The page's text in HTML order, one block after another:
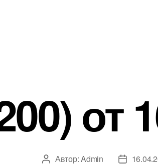
от
Автор
Автор:Admin
Дата